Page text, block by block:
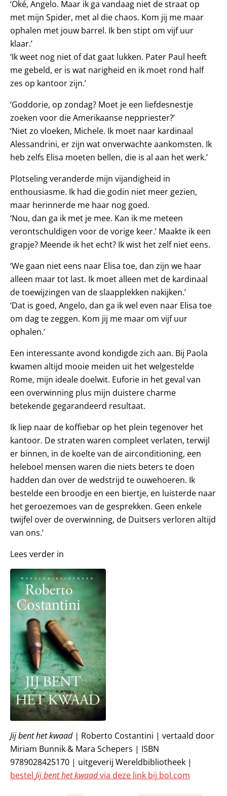
‘Oké, Angelo. Maar ik ga vandaag niet de straat op
met mijn Spider, met al die chaos. Kom jij me maar
ophalen met jouw barrel. Ik ben stipt om vijf uur
klaar.’
‘Ik weet nog niet of dat gaat lukken. Pater Paul heeft
me gebeld, er is wat narigheid en ik moet rond half
zes op kantoor zijn.’
‘Goddorie, op zondag? Moet je een liefdesnestje
zoeken voor die Amerikaanse neppriester?’
‘Niet zo vloeken, Michele. Ik moet naar kardinaal
Alessandrini, er zijn wat onverwachte aankomsten. Ik
heb zelfs Elisa moeten bellen, die is al aan het werk.’
Plotseling veranderde mijn vijandigheid in
enthousiasme. Ik had die godin niet meer gezien,
maar herinnerde me haar nog goed.
‘Nou, dan ga ik met je mee. Kan ik me meteen
verontschuldigen voor de vorige keer.’ Maakte ik een
grapje? Meende ik het echt? Ik wist het zelf niet eens.
‘We gaan niet eens naar Elisa toe, dan zijn we haar
alleen maar tot last. Ik moet alleen met de kardinaal
de toewijzingen van de slaapplekken nakijken.’
‘Dat is goed, Angelo, dan ga ik wel even naar Elisa toe
om dag te zeggen. Kom jij me maar om vijf uur
ophalen.’
Een interessante avond kondigde zich aan. Bij Paola
kwamen altijd mooie meiden uit het welgestelde
Rome, mijn ideale doelwit. Euforie in het geval van
een overwinning plus mijn duistere charme
betekende gegarandeerd resultaat.
Ik liep naar de koffiebar op het plein tegenover het
kantoor. De straten waren compleet verlaten, terwijl
er binnen, in de koelte van de airconditioning, een
heleboel mensen waren die niets beters te doen
hadden dan over de wedstrijd te ouwehoeren. Ik
bestelde een broodje en een biertje, en luisterde naar
het geroezemoes van de gesprekken. Geen enkele
twijfel over de overwinning, de Duitsers verloren altijd
van ons.’
Lees verder in
Jij bent het kwaad | Roberto Costantini | vertaald door
Miriam Bunnik & Mara Schepers | ISBN
9789028425170 | uitgeverij Wereldbibliotheek |
bestel Jij bent het kwaadvia deze link bij bol.com